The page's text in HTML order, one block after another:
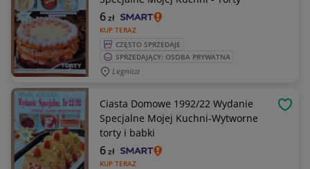
KUP TERAZ
6zł
CZĘSTO SPRZEDAJE
SPRZEDAJĄCY: OSOBA PRYWATNA
Legnica
Ciasta Domowe 1992/22 Wydanie
Specjalne Mojej Kuchni-Wytworne
torty i babki
KUP TERAZ
6zł